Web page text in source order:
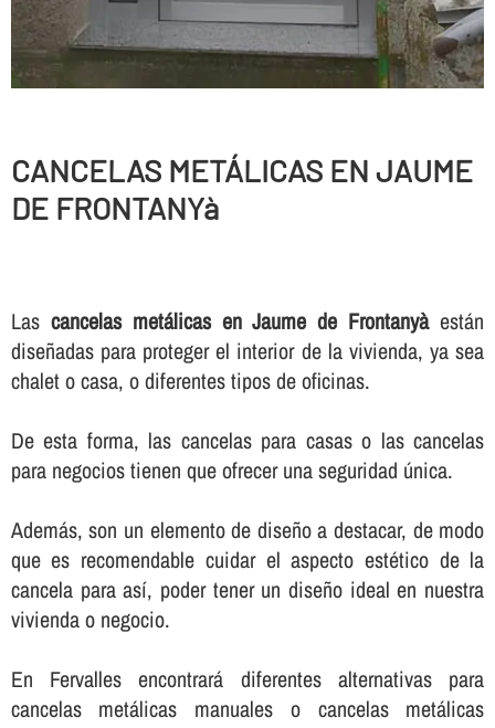
CANCELAS METÁLICAS EN JAUME
DE FRONTANYà
Las cancelas metálicas en Jaume de Frontanyàestán
diseñadas para proteger el interior de la vivienda, ya sea
chalet o casa, o diferentes tipos de oficinas.
De esta forma, las cancelas para casas o las cancelas
para negocios tienen que ofrecer una seguridad única.
Además, son un elemento de diseño a destacar, de modo
que es recomendable cuidar el aspecto estético de la
cancela para así­, poder tener un diseño ideal en nuestra
vivienda o negocio.
En Fervalles encontrará diferentes alternativas para
cancelas metálicas manuales o cancelas metálicas